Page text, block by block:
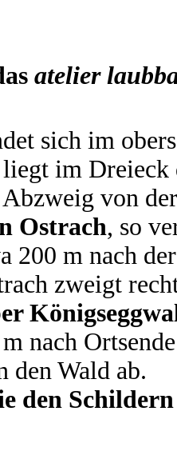
atelier
sich im
im Dreieck
Abzweig von
Ostrach, so
200 m nach
zweigt
nach
den Wald ab.
den